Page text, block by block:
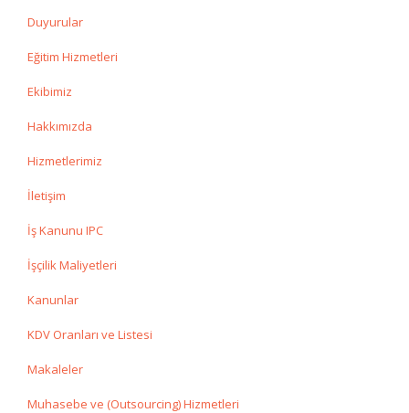
Duyurular
Eğitim Hizmetleri
Ekibimiz
Hakkımızda
Hizmetlerimiz
İletişim
İş Kanunu IPC
İşçilik Maliyetleri
Kanunlar
KDV Oranları ve Listesi
Makaleler
Muhasebe ve (Outsourcing) Hizmetleri